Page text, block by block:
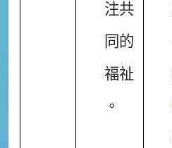
注共
同的
福祉
。